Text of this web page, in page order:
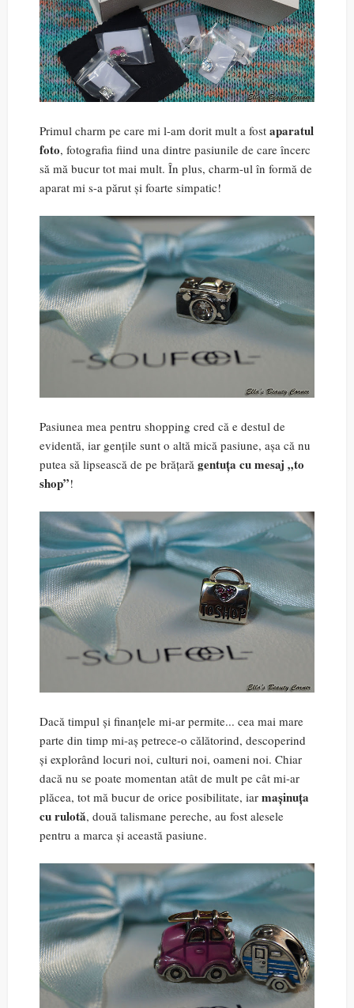
Primul charm pe care mi l-am dorit mult a fost aparatul
foto, fotografia fiind una dintre pasiunile de care încerc
să mă bucur tot mai mult. În plus, charm-ul în formă de
aparat mi s-a părut și foarte simpatic!
Pasiunea mea pentru shopping cred că e destul de
evidentă, iar gențile sunt o altă mică pasiune, așa că nu
putea să lipsească de pe brățară gentuța cu mesaj „to
shop”!
Dacă timpul și finanțele mi-ar permite... cea mai mare
parte din timp mi-aș petrece-o călătorind, descoperind
și explorând locuri noi, culturi noi, oameni noi. Chiar
dacă nu se poate momentan atât de mult pe cât mi-ar
plăcea, tot mă bucur de orice posibilitate, iar mașinuța
cu rulotă, două talismane pereche, au fost alesele
pentru a marca și această pasiune.